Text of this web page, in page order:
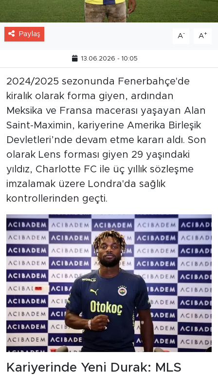
Paylaş A- A+
13.06.2026 - 10:05
2024/2025 sezonunda Fenerbahçe'de
kiralık olarak forma giyen, ardından
Meksika ve Fransa macerası yaşayan Alan
Saint-Maximin, kariyerine Amerika Birleşik
Devletleri’nde devam etme kararı aldı. Son
olarak Lens forması giyen 29 yaşındaki
yıldız, Charlotte FC ile üç yıllık sözleşme
imzalamak üzere Londra'da sağlık
kontrollerinden geçti.
Kariyerinde Yeni Durak: MLS